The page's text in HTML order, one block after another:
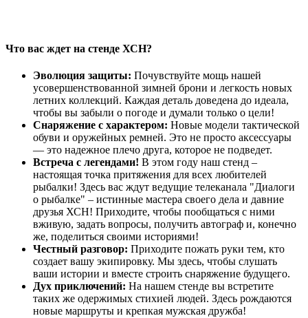
Что вас ждет на стенде ХСН?
Эволюция защиты: Почувствуйте мощь нашей
усовершенствованной зимней брони и легкость новых
летних коллекций. Каждая деталь доведена до идеала,
чтобы вы забыли о погоде и думали только о цели!
Снаряжение с характером: Новые модели тактической
обуви и оружейных ремней. Это не просто аксессуары
— это надежное плечо друга, которое не подведет.
Встреча с легендами! В этом году наш стенд –
настоящая точка притяжения для всех любителей
рыбалки! Здесь вас ждут ведущие телеканала "Диалоги
о рыбалке" – истинные мастера своего дела и давние
друзья ХСН! Приходите, чтобы пообщаться с ними
вживую, задать вопросы, получить автограф и, конечно
же, поделиться своими историями!
Честный разговор: Приходите пожать руки тем, кто
создает вашу экипировку. Мы здесь, чтобы слушать
ваши истории и вместе строить снаряжение будущего.
Дух приключений: На нашем стенде вы встретите
таких же одержимых стихией людей. Здесь рождаются
новые маршруты и крепкая мужская дружба!